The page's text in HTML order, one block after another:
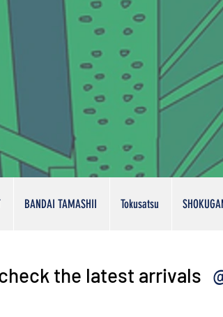
BANDAI TAMASHII Tokusatsu
the latest arrivals